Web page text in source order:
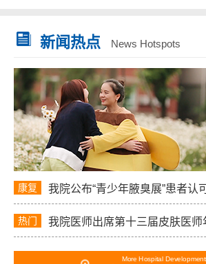
新闻热点 News Hotspots
康复 我院公布“青少年腋臭展”患者认
热门 我院医师出席第十三届皮肤医师
More Hospital